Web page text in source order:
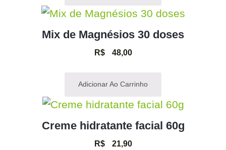
Mix de Magnésios 30 doses
R$48,00
Adicionar Ao Carrinho
Creme hidratante facial 60g
R$21,90